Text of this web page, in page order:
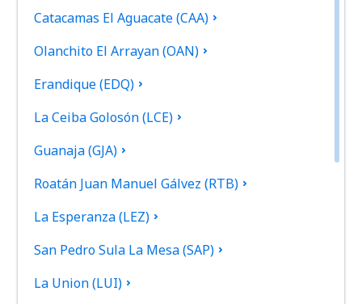
Catacamas El Aguacate (CAA)
Olanchito El Arrayan (OAN)
Erandique (EDQ)
La Ceiba Golosón (LCE)
Guanaja (GJA)
Roatán Juan Manuel Gálvez (RTB)
La Esperanza (LEZ)
San Pedro Sula La Mesa (SAP)
La Union (LUI)